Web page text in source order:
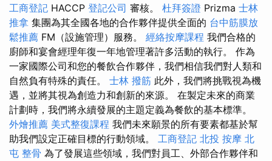
工商登記 HACCP 登記公司 審核。 杜拜簽證 Prizma 士林
推拿 集團為其全國各地的合作夥伴提供全面的 台中筋膜放
鬆推薦 FM（設施管理）服務。 經絡按摩課程 我們合格的
廚師和宴會經理年復一年地管理著許多活動的執行。 作為
一家國際公司和您的餐飲合作夥伴，我們相信我們對人類和
自然負有特殊的責任。 士林 撥筋 此外，我們將挑戰視為機
遇，並將其視為創造力和創新的來源。 在製定未來的商業
計劃時，我們將永續發展的主題定義為餐飲的基本標準。
外燴推薦 美式整復課程 我們未來願景的所有要素都基於幫
助我們設定正確目標的行動領域。 工商登記 北投 按摩 北
屯 整骨 為了發展這些領域，我們對員工、外部合作夥伴和